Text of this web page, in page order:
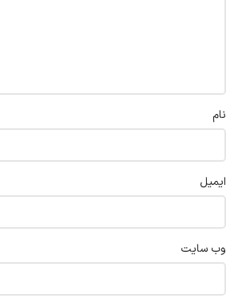
نام
ایمیل
وب‌ سایت